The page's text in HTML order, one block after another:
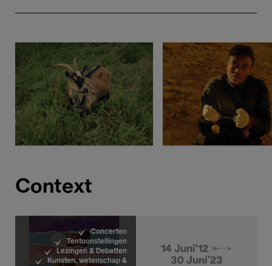
Context
Concerten
Tentoonstellingen
Lezingen & Debatten
Kunsten, wetenschap &
14 Juni'12 →
30 Juni'23